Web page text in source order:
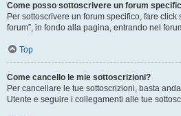
Come posso sottoscrivere un forum
Per sottoscrivere un forum specifico, fare click
forum”, in fondo alla pagina, entrando nel
Top
Come cancello le mie sottoscrizioni?
Per cancellare le tue sottoscrizioni, basta
Utente e seguire i collegamenti alle tue